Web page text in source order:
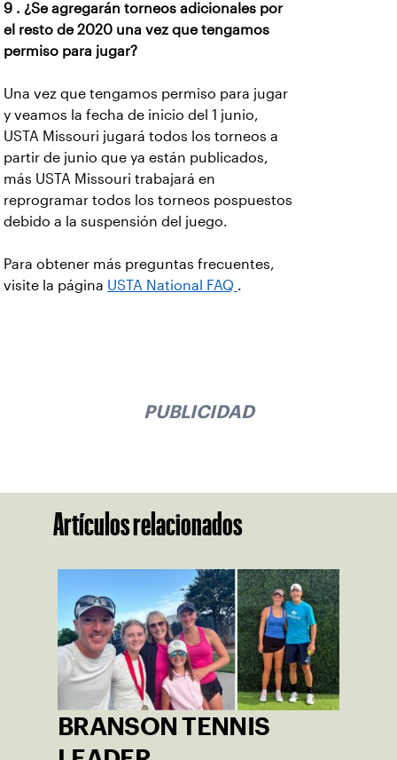
9 . ¿Se agregarán torneos adicionales por
el resto de 2020 una vez que tengamos
permiso para jugar?
Una vez que tengamos permiso para jugar
y veamos la fecha de inicio del 1 junio,
USTA Missouri jugará todos los torneos a
partir de junio que ya están publicados,
más USTA Missouri trabajará en
reprogramar todos los torneos pospuestos
debido a la suspensión del juego.
Para obtener más preguntas frecuentes,
visite la página USTA National FAQ .
PUBLICIDAD
Artículos relacionados
BRANSON TENNIS